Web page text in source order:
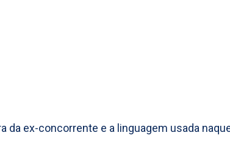
da ex-concorrente e a linguagem usada